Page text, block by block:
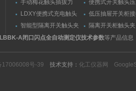
手动梅花触头插拔力
（推拉力）测量仪
便携式开关触头
（夹紧力）测量仪
LDXY便携式充电触头
（指）夹紧力测量仪
低压抽屉开关柜
触头（夹紧力）
智能型隔离开关触头夹
紧力测试仪
隔离开关柜触头
测试仪/精度传感
LBBK-A闭口闪点全自动测定仪技术参数等产品信息
17006008号-39 技术支持： 化工仪器网